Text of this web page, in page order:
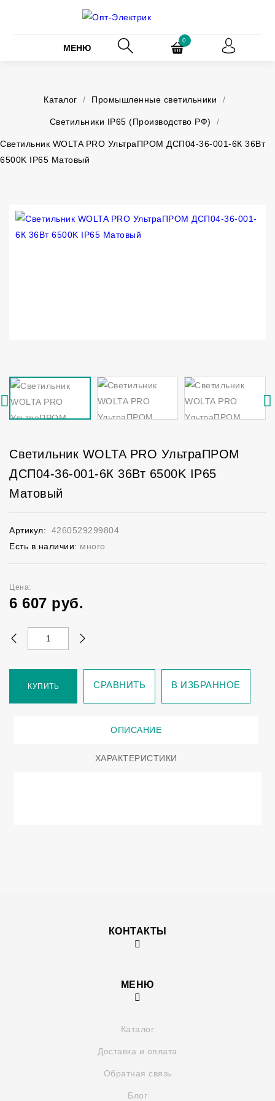
МЕНЮ
0
Каталог / Промышленные светильники /
Светильники IP65 (Производство РФ) /
Светильник WOLTA PRO УльтраПРОМ ДСП04-36-001-6К 36Вт
6500K IP65 Матовый
Светильник WOLTA PRO УльтраПРОМ
ДСП04-36-001-6К 36Вт 6500K IP65
Матовый
Артикул:
4260529299804
Есть в наличии: много
Цена:
6 607 руб.
КУПИТЬ СРАВНИТЬ В ИЗБРАННОЕ
ОПИСАНИЕ
ХАРАКТЕРИСТИКИ
КОНТАКТЫ
МЕНЮ
Каталог
Доставка и оплата
Обратная связь
Блог